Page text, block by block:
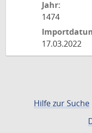
Jahr:
1474
17.03.2022
Hilfe zur Suche